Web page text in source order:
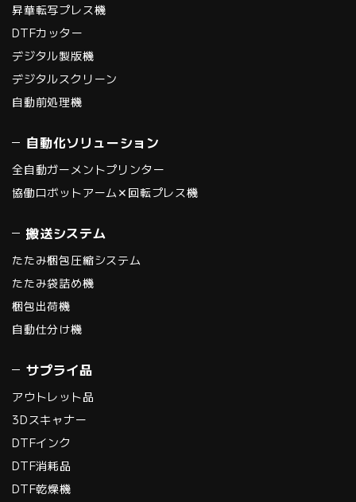
昇華転写プレス機
DTFカッター
デジタル製版機
デジタルスクリーン
自動前処理機
自動化ソリューション
全自動ガーメントプリンター
協働ロボットアーム✕回転プレス機
搬送システム
たたみ梱包圧縮システム
たたみ袋詰め機
梱包出荷機
自動仕分け機
サプライ品
アウトレット品
3Dスキャナー
DTFインク
DTF消耗品
DTF乾燥機